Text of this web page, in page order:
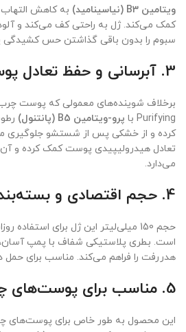
ویتامین B3 (نیاسینامید)
به کاهش
کمک می‌کند. ژل به راحتی کف می‌کند و
سبوم را بدون باقی گذاشتن حس کشیدگی
3. آبرسانی و حفظ تعادل
برخلاف شوینده‌های معمولی که پوست
Purifying با
پرو-ویتامین B5 (پانتنول)
کرده و از خشکی پس از شستشو جلوگیری
تعادل هیدرولیپیدی پوست کمک کرده و آن
می‌دارد.
4. حجم اقتصادی و
است. بطری پلاستیکی شفاف با پمپ
هدررفت را فراهم می‌کند. مناسب برای حمل
5. مناسب برای پوست‌های
این محصول به طور خاص برای پوست‌های